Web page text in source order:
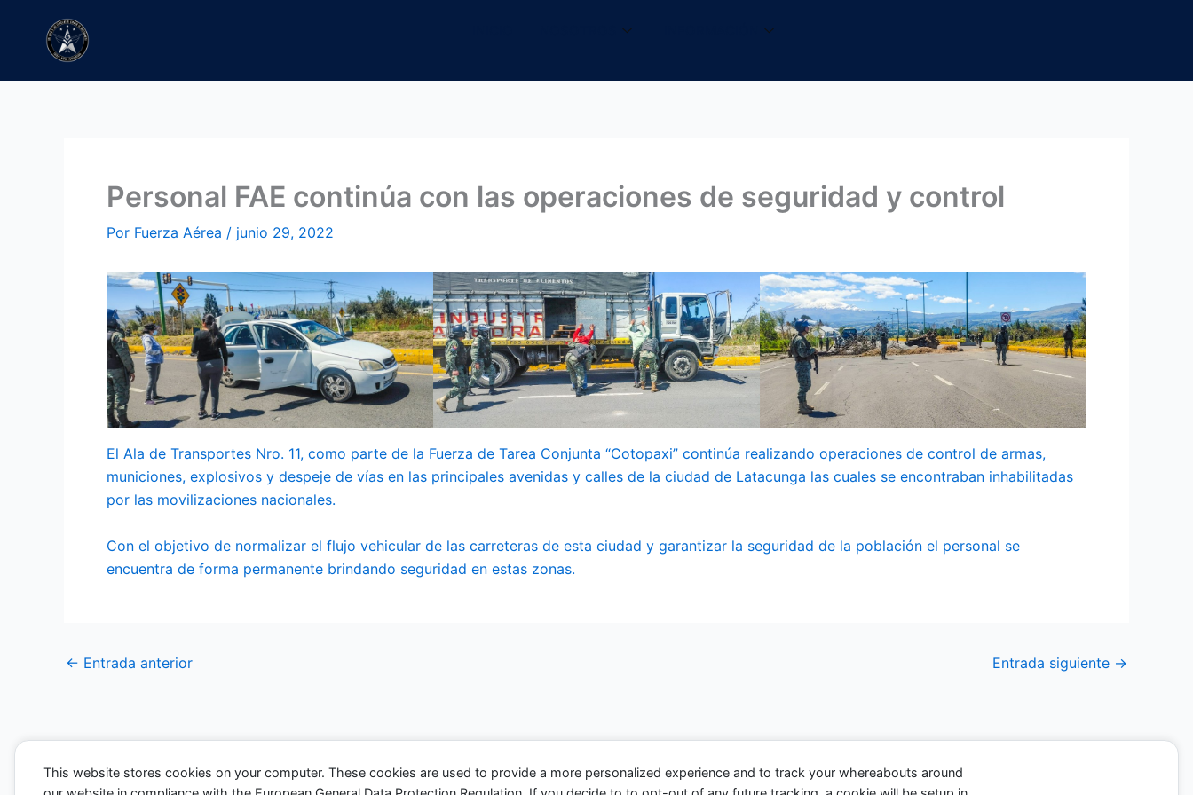
contenido
Personal FAE continúa con las operaciones de seguridad y control
Por Fuerza Aérea / junio 29, 2022
El Ala de Transportes Nro. 11, como parte de la Fuerza de Tarea Conjunta “Cotopaxi” continúa realizando operaciones de control de armas,
municiones, explosivos y despeje de vías en las principales avenidas y calles de la ciudad de Latacunga las cuales se encontraban inhabilitadas
por las movilizaciones nacionales.
Con el objetivo de normalizar el flujo vehicular de las carreteras de esta ciudad y garantizar la seguridad de la población el personal se
encuentra de forma permanente brindando seguridad en estas zonas.
← Entrada anterior Entrada siguiente →
This website stores cookies on your computer. These cookies are used to provide a more personalized experience and to track your whereabouts around